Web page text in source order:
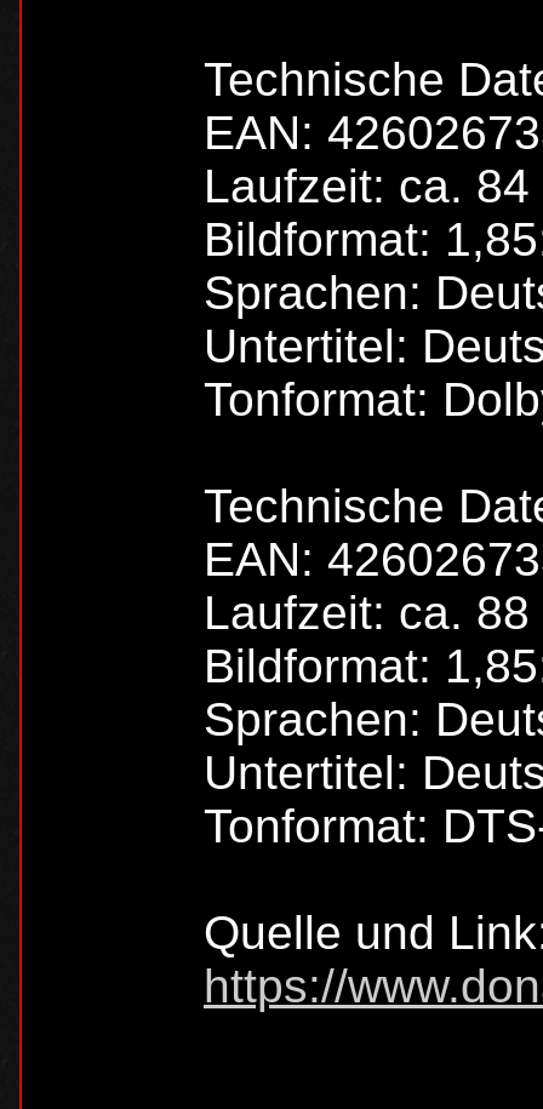
Technische
EAN:
Laufzeit: ca. 84
Bildformat:
Sprachen:
Untertitel:
Tonformat:
Technische
EAN:
Laufzeit: ca. 88
Bildformat:
Sprachen:
Untertitel:
Tonformat:
Quelle und
https://